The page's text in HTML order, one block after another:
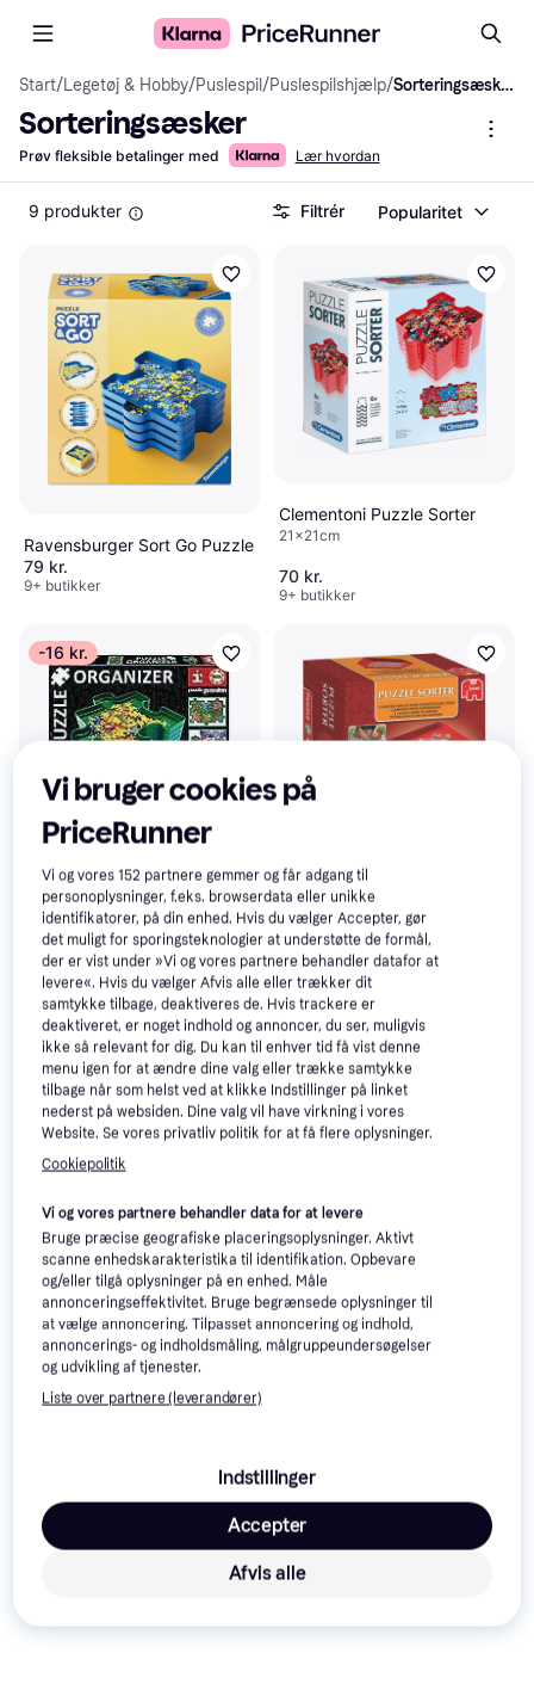
Start/Legetøj & Hobby/Puslespil /Puslespilshjælp/ Sorteringsæsker
Sorteringsæsker
Prøv fleksible betalinger med Lær hvordan
9 produkter Filtrér Popularitet
Ravensburger Sort Go Puzzle
79 kr.
9+ butikker
Clementoni Puzzle Sorter
21x21cm
70 kr.
9+ butikker
-16 kr.
stk
67 kr. 83 kr.
Eller 3 betalinger af 22 kr.
9+ butikker
Jumbo Mates Sorting Tray 6
Brikker
6 Antal dele, 20x20cm
100 kr.
7 butikker
Trefl Puzzle Sorter
6 Antal dele, 19x19cm
107 kr.
Eller 3 betalinger af 36 kr.
5 butikker
Ravensburger Sort Your
Puzzle 300 - 1000
Pieces
18x18cm
Vi bruger cookies på
PriceRunner
Vi og vores152 partnere gemmer og får adgang til
personoplysninger, f.eks. browserdata eller unikke
identifikatorer, på din enhed. Hvis du vælger Accepter, gør
det muligt for sporingsteknologier at understøtte de formål,
der er vist under »Vi og vores partnere behandler datafor at
levere«. Hvis du vælger Afvis alle eller trækker dit
samtykke tilbage, deaktiveres de. Hvis trackere er
deaktiveret, er noget indhold og annoncer, du ser, muligvis
ikke så relevant for dig. Du kan til enhver tid få vist denne
menu igen for at ændre dine valg eller trække samtykke
tilbage når som helst ved at klikke Indstillinger på linket
nederst på websiden. Dine valg vil have virkning i vores
Website. Se vores privatliv politik for at få flere oplysninger.
Cookiepolitik
Vi og vores partnere behandler data for at levere
Bruge præcise geografiske placeringsoplysninger. Aktivt
scanne enhedskarakteristika til identifikation. Opbevare
og/eller tilgå oplysninger på en enhed. Måle
annonceringseffektivitet. Bruge begrænsede oplysninger til
at vælge annoncering. Tilpasset annoncering og indhold,
annoncerings- og indholdsmåling, målgruppeundersøgelser
og udvikling af tjenester.
Liste over partnere (leverandører)
Indstillinger
Afvis alle
Accepter